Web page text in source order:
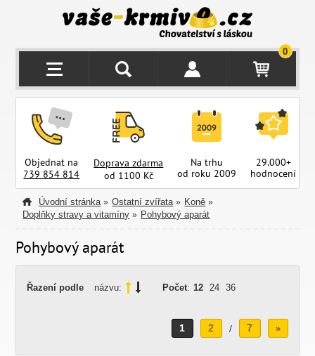
0
Objednat na
739 854 814
Doprava zdarma
od 1100 Kč
Na trhu
od roku 2009
29.000+
hodnocení
Úvodní stránka » Ostatní zvířata » Koně »
Doplňky stravy a vitamíny » Pohybový aparát
Pohybový aparát
Řazení podle názvu: Počet: 12 24 36
1 2 / 7 »